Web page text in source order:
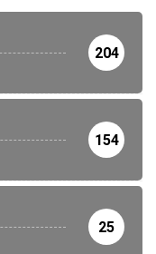
204
154
25